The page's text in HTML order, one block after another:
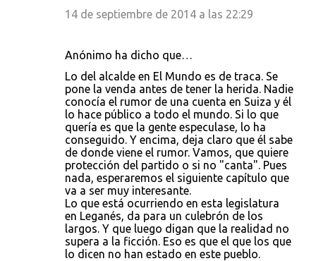
14 de septiembre de 2014 a las 22:29
Anónimo ha dicho que…
Lo del alcalde en El Mundo es de traca. Se
pone la venda antes de tener la herida. Nadie
conocía el rumor de una cuenta en Suiza y él
lo hace público a todo el mundo. Si lo que
quería es que la gente especulase, lo ha
conseguido. Y encima, deja claro que él sabe
de donde viene el rumor. Vamos, que quiere
protección del partido o si no "canta". Pues
nada, esperaremos el siguiente capítulo que
va a ser muy interesante.
Lo que está ocurriendo en esta legislatura
en Leganés, da para un culebrón de los
largos. Y que luego digan que la realidad no
supera a la ficción. Eso es que el que los que
lo dicen no han estado en este pueblo.